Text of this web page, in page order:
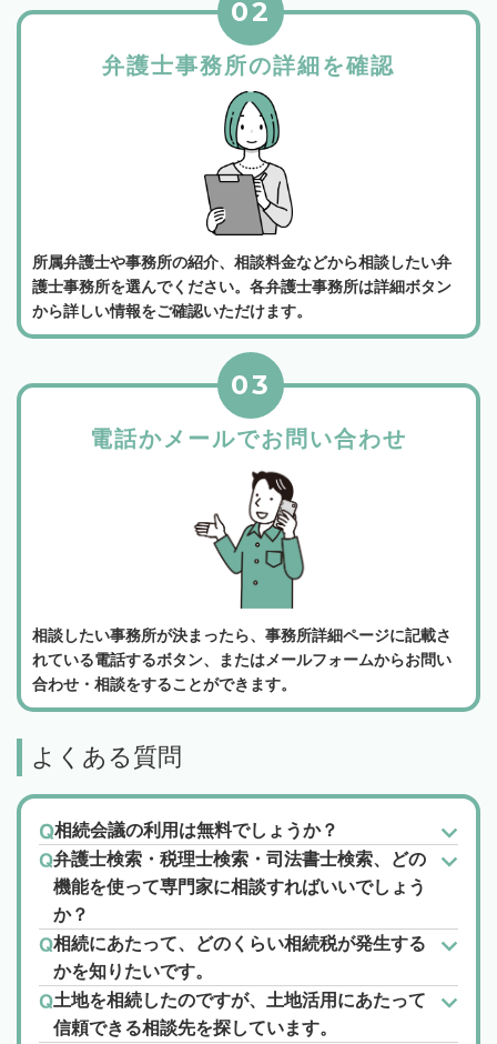
弁護士事務所の詳細を確認
02
所属弁護士や事務所の紹介、相談料金などから相談したい弁
護士事務所を選んでください。各弁護士事務所は詳細ボタン
から詳しい情報をご確認いただけます。
電話かメールでお問い合わせ
03
相談したい事務所が決まったら、事務所詳細ページに記載さ
れている電話するボタン、またはメールフォームからお問い
合わせ・相談をすることができます。
よくある質問
相続会議の利用は無料でしょうか？
弁護士検索・税理士検索・司法書士検索、どの
機能を使って専門家に相談すればいいでしょう
か？
相続にあたって、どのくらい相続税が発生する
かを知りたいです。
土地を相続したのですが、土地活用にあたって
信頼できる相談先を探しています。